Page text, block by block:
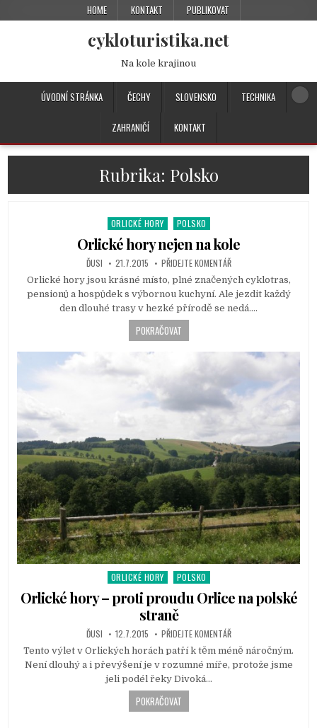
HOME KONTAKT PUBLIKOVAT
cykloturistika.net
Na kole krajinou
ÚVODNÍ STRÁNKA ČECHY SLOVENSKO TECHNIKA
ZAHRANIČÍ KONTAKT
Rubrika: Polsko
P
o
s
t
e
d
i
ORLICKÉ HORY POLSKO
Orlické hory nejen na kole
ĎUSI 21.7.2015 PŘIDEJTE KOMENTÁŘ
Orlické hory jsou krásné místo, plné značených cyklotras,
pensionů a hospůdek s výbornou kuchyní. Ale jezdit každý
den dlouhé trasy v hezké přírodě se nedá….
POKRAČOVAT
P
e
d
i
n
ORLICKÉ HORY POLSKO
Orlické hory – proti proudu Orlice na polské
straně
ĎUSI 12.7.2015 PŘIDEJTE KOMENTÁŘ
Tento výlet v Orlických horách patří k těm méně náročným.
Není dlouhý a i převýšení je v rozumné míře, protože jsme
jeli podél řeky Divoká…
POKRAČOVAT